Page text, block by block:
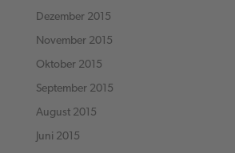
Dezember 2015
November 2015
Oktober 2015
September 2015
August 2015
Juni 2015